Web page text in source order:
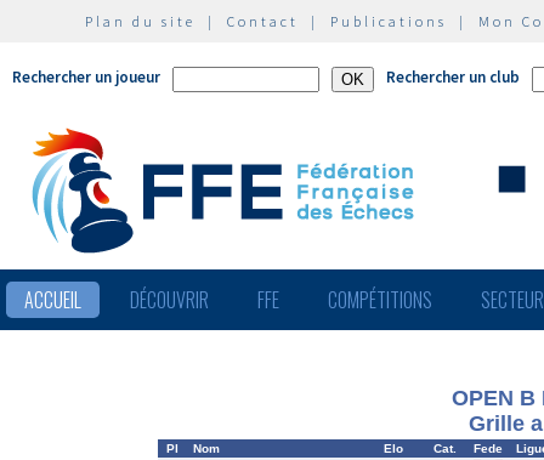
Plan du site | Contact | Publications | Mon
Rechercher un joueur Rechercher un club
ACCUEIL DÉCOUVRIR FFE COMPÉTITIONS
OPEN B
Grille
Pl Nom Elo Cat. Fede